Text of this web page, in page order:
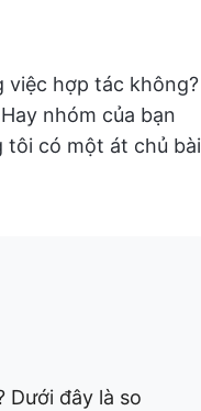
việc hợp tác không?
nhóm của bạn
tôi có một át chủ bài
Dưới đây là so